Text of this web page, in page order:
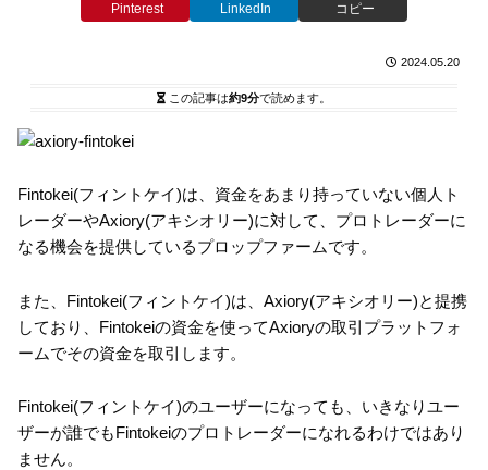
Pinterest LinkedIn コピー
2024.05.20
この記事は約9分で読めます。
Fintokei(フィントケイ)は、資金をあまり持っていない個人ト
レーダーやAxiory(アキシオリー)に対して、プロトレーダーに
なる機会を提供しているプロップファームです。
また、Fintokei(フィントケイ)は、Axiory(アキシオリー)と提携
しており、Fintokeiの資金を使ってAxioryの取引プラットフォ
ームでその資金を取引します。
Fintokei(フィントケイ)のユーザーになっても、いきなりユー
ザーが誰でもFintokeiのプロトレーダーになれるわけではあり
ません。